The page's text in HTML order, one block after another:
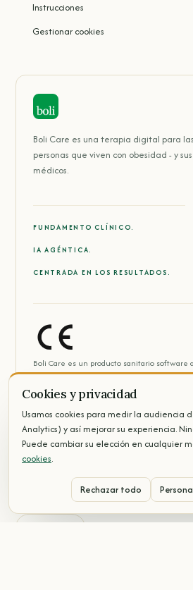
Instrucciones
Gestionar cookies
Boli Care es una terapia digital para las
personas que viven con obesidad - y sus
médicos.
FUNDAMENTO CLÍNICO.
IA AGÉNTICA.
CENTRADA EN LOS RESULTADOS.
Boli Care es un producto sanitario software
Reglamento (UE) 2017/745.
Fabricado por Boli Care SAS, sociedad por
capital social de 12 020 €, inscrita en el
Bayona (Francia) bajo el número 989 985
instrucciones que figuran en el prospecto.
farmacéutico o a su médico.
Cookies y privacidad
Usamos cookies para medir la audiencia
Analytics) y así mejorar su experiencia.
Puede cambiar su elección en cualquier
cookies.
Rechazar todo